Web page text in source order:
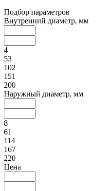
Подбор параметров
Внутренний диаметр, мм
4
53
102
151
200
Наружный диаметр, мм
8
61
114
167
220
Цена